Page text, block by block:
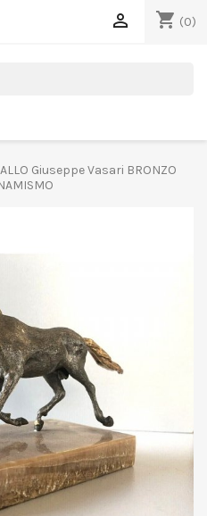
shopping_cart (0)

Giuseppe Vasari BRONZO